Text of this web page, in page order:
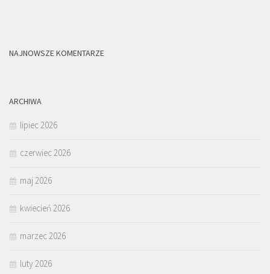
NAJNOWSZE KOMENTARZE
ARCHIWA
lipiec 2026
czerwiec 2026
maj 2026
kwiecień 2026
marzec 2026
luty 2026